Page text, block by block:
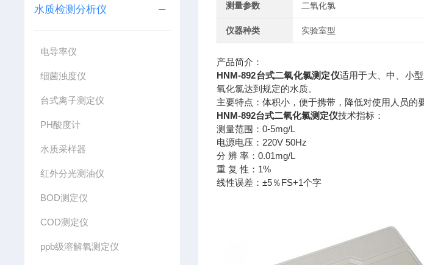
水质检测分析仪
电导率仪
细菌浊度仪
台式离子测定仪
PH酸度计
水质采样器
红外分光测油仪
BOD测定仪
COD测定仪
ppb级溶解氧测定仪
测量参数 二氧化氯
仪器种类 实验室型
产品简介：
HNM-892台式二氧化氯测定仪适用于大、中、小
氧化氯达到规定的水质。
主要特点：体积小，便于携带，降低对使用人员的
HNM-892台式二氧化氯测定仪技术
测量范围：0-5mg/L
电源电压：220V 50Hz
分 辨 率：0.01mg/L
重 复 性：1%
线性误差：±5％FS+1个字